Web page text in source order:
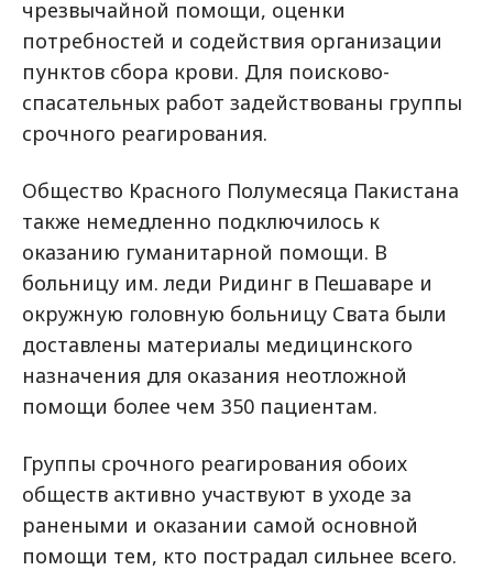
чрезвычайной помощи, оценки
потребностей и содействия организации
пунктов сбора крови. Для поисково-
спасательных работ задействованы группы
срочного реагирования.
Общество Красного Полумесяца Пакистана
также немедленно подключилось к
оказанию гуманитарной помощи. В
больницу им. леди Ридинг в Пешаваре и
окружную головную больницу Свата были
доставлены материалы медицинского
назначения для оказания неотложной
помощи более чем 350 пациентам.
Группы срочного реагирования обоих
обществ активно участвуют в уходе за
ранеными и оказании самой основной
помощи тем, кто пострадал сильнее всего.